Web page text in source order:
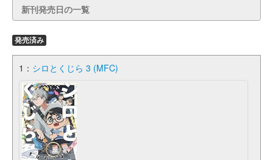
新刊発売日の一覧
発売済み
1： シロとくじら 3 (MFC)